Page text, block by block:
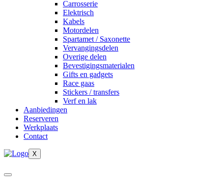
Carrosserie
Elektrisch
Kabels
Motordelen
Spartamet / Saxonette
Vervangingsdelen
Overige delen
Bevestigingsmaterialen
Gifts en gadgets
Race gaas
Stickers / transfers
Verf en lak
Aanbiedingen
Reserveren
Werkplaats
Contact
X